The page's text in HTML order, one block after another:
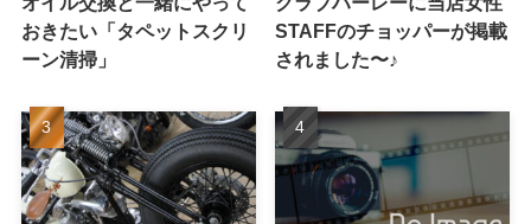
おきたい「タペットスクリ
ーン清掃」
STAFFのチョッパーが掲載
されました〜♪